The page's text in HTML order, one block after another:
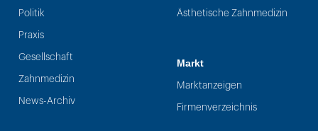
Politik
Praxis
Gesellschaft
Zahnmedizin
News-Archiv
Ästhetische Zahnmedizin
Markt
Marktanzeigen
Firmenverzeichnis